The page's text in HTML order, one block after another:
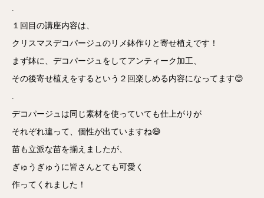
.
１回目の講座内容は、
クリスマスデコパージュのリメ鉢作りと寄せ植えです！
まず鉢に、デコパージュをしてアンティーク加工、
その後寄せ植えをするという２回楽しめる内容になってます😊
.
デコパージュは同じ素材を使っていても仕上がりが
それぞれ違って、個性が出ていますね😄
苗も立派な苗を揃えましたが、
ぎゅうぎゅうに皆さんとても可愛く
作ってくれました！